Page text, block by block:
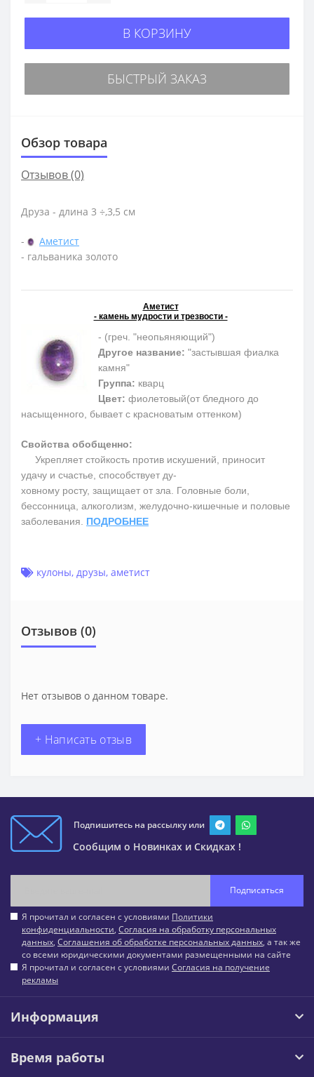
В КОРЗИНУ
БЫСТРЫЙ ЗАКАЗ
Обзор товара
Отзывов (0)
Друза - длина 3 ÷,3,5 см
-
Аметист
- гальваника золото
Аметист
- камень мудрости и трезвости -
- (греч. "неопьяняющий")
Другое название: "застывшая фиалка
камня"
Группа: кварц
Цвет: фиолетовый(от бледного до
насыщенного, бывает с красноватым оттенком)
Свойства обобщенно:
Укрепляет стойкость против искушений, приносит
удачу и счастье, способствует ду-
ховному росту, защищает от зла. Головные боли,
бессонница, алкоголизм, желудочно-кишечные и половые
заболевания. ПОДРОБНЕЕ
кулоны, друзы, аметист
Отзывов (0)
Нет отзывов о данном товаре.
+ Написать отзыв
Подпишитесь на рассылку или
Сообщим о Новинках и Скидках !
Подписаться
Я прочитал и согласен с условиями Политики
конфиденциальности, Согласия на обработку персональных
данных, Соглашения об обработке персональных данных, а так же
со всеми юридическими документами размещенными на сайте
Я прочитал и согласен с условиями Согласия на получение
рекламы
Информация
Время работы